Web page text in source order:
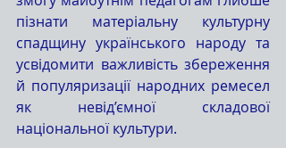
пізнати матеріальну культурну
спадщину українського народу та
усвідомити важливість збереження
й популяризації народних ремесел
як невід’ємної складової
національної культури.